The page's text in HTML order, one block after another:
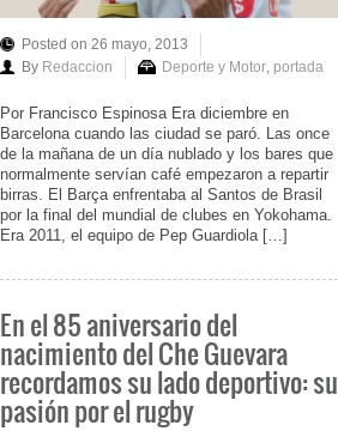
Posted on 26 mayo, 2013
By Redaccion Deporte y Motor, portada
Por Francisco Espinosa Era diciembre en
Barcelona cuando las ciudad se paró. Las once
de la mañana de un día nublado y los bares que
normalmente servían café empezaron a repartir
birras. El Barça enfrentaba al Santos de Brasil
por la final del mundial de clubes en Yokohama.
Era 2011, el equipo de Pep Guardiola […]
En el 85 aniversario del
nacimiento del Che Guevara
recordamos su lado deportivo: su
pasión por el rugby